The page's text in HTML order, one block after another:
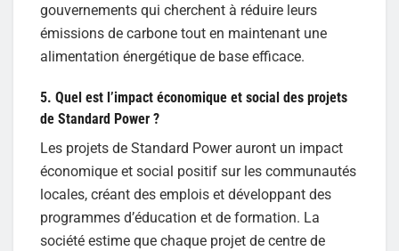
gouvernements qui cherchent à réduire leurs
émissions de carbone tout en maintenant une
alimentation énergétique de base efficace.
5. Quel est l’impact économique et social des projets
de Standard Power ?
Les projets de Standard Power auront un impact
économique et social positif sur les communautés
locales, créant des emplois et développant des
programmes d’éducation et de formation. La
société estime que chaque projet de centre de